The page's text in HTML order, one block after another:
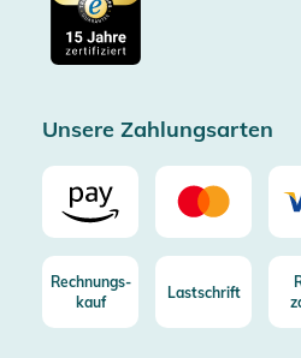
Kostenlose Rücksendung
Unsere Zahlungsarten
Rechnungs-
kauf
Lastschrift